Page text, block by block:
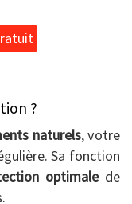
?
naturels, votre
Sa fonction
optimalede